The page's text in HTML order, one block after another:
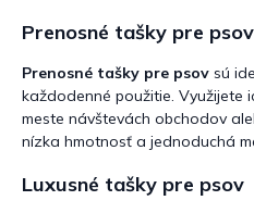
Prenosné tašky pre psov
Prenosné tašky pre psov sú
každodenné použitie. Využijete
meste návštevách obchodov
nízka hmotnosť a jednoduchá
Luxusné tašky pre psov